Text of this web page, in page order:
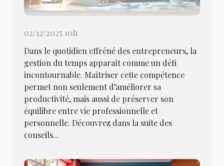
02/12/2025 10h
Dans le quotidien effréné des entrepreneurs, la
gestion du temps apparaît comme un défi
incontournable. Maîtriser cette compétence
permet non seulement d’améliorer sa
productivité, mais aussi de préserver son
équilibre entre vie professionnelle et
personnelle. Découvrez dans la suite des
conseils...